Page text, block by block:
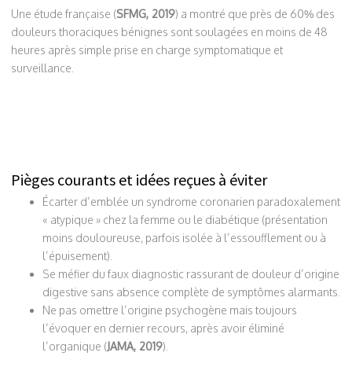
Une étude française (SFMG, 2019) a montré que près de 60% des
douleurs thoraciques bénignes sont soulagées en moins de 48
heures après simple prise en charge symptomatique et
surveillance.
Pièges courants et idées reçues à éviter
Écarter d’emblée un syndrome coronarien paradoxalement
« atypique » chez la femme ou le diabétique (présentation
moins douloureuse, parfois isolée à l’essoufflement ou à
l’épuisement).
Se méfier du faux diagnostic rassurant de douleur d’origine
digestive sans absence complète de symptômes alarmants.
Ne pas omettre l’origine psychogène mais toujours
l’évoquer en dernier recours, après avoir éliminé
l’organique (JAMA, 2019).